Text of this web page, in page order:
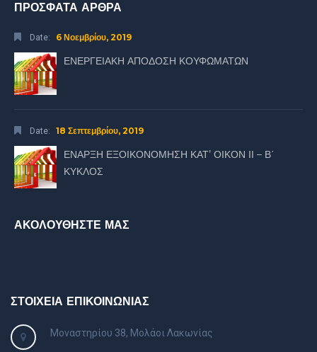
ΠΡΟΣΦΑΤΑ ΑΡΘΡΑ
Date: 6 Νοεμβρίου, 2019
ΕΝΕΡΓΕΙΑΚΗ ΑΠΟΔΟΣΗ ΚΟΥΦΩΜΑΤΩΝ
Date: 18 Σεπτεμβρίου, 2019
ΕΝΑΡΞΗ ΕΞΟΙΚΟΝΟΜΗΣΗ ΚΑΤ’ ΟΙΚΟΝ ΙΙ – Β΄
ΚΥΚΛΟΣ
ΑΚΟΛΟΥΘΗΣΤΕ ΜΑΣ
ΣΤΟΙΧΕΙΑ ΕΠΙΚΟΙΝΩΝΙΑΣ
Μοναστηρίου 38, Μολάοι Λακωνίας